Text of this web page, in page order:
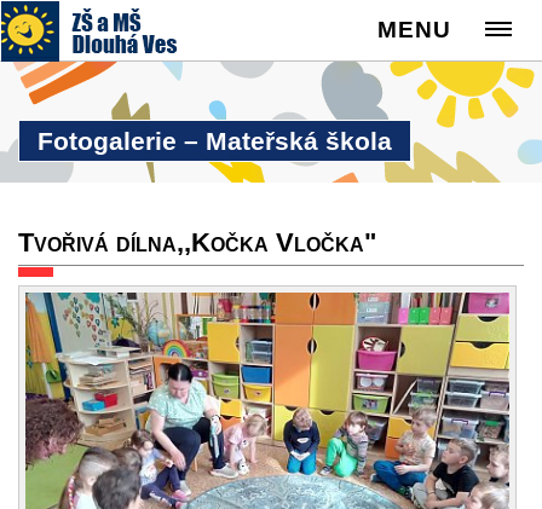
MENU
Fotogalerie – Mateřská škola
Tvořivá dílna,,Kočka Vločka"